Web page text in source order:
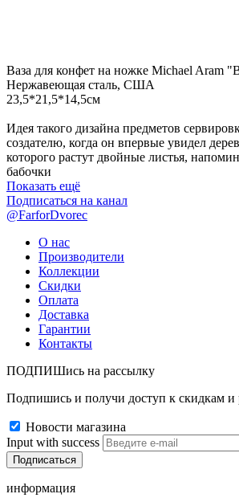
Ваза для конфет на ножке Michael Aram
Нержавеющая сталь, США
23,5*21,5*14,5см
Идея такого дизайна предметов
создателю, когда он впервые увидел
которого растут двойные листья,
бабочки
Показать ещё
Подписаться на канал
@FarforDvorec
О нас
Производители
Коллекции
Скидки
Оплата
Доставка
Гарантии
Контакты
ПОДПИШись на рассылку
Подпишись и получи доступ к скидкам и
Новости магазина
Input with success
информация